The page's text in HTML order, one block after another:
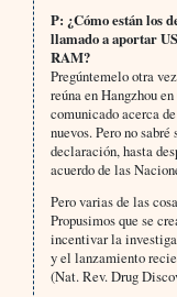
P: ¿Cómo están los
llamado a aportar
RAM?
Pregúntemelo otra
reúna en Hangzhou
comunicado acerca
nuevos. Pero no
declaración, hasta
acuerdo de las
Pero varias de las
Propusimos que se
incentivar la
y el lanzamiento
(Nat. Rev. Drug